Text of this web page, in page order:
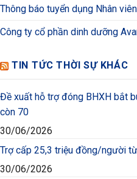
Thông báo tuyển dụng Nhân
Công ty cổ phần dinh dưỡng
TIN TỨC THỜI SỰ KHÁC
Đề xuất hỗ trợ đóng BHXH bắt
còn 70
30/06/2026
Trợ cấp 25,3 triệu đồng/người
30/06/2026